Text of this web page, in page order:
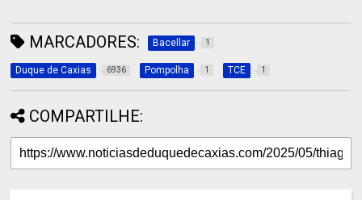
MARCADORES: Bacellar 1
Duque de Caxias 6936 Pompolha 1 TCE 1
COMPARTILHE: